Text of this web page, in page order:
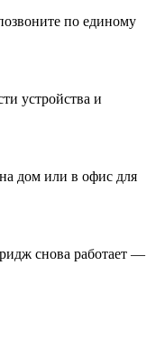
по единому
устройства и
дом или в офис для
снова работает —